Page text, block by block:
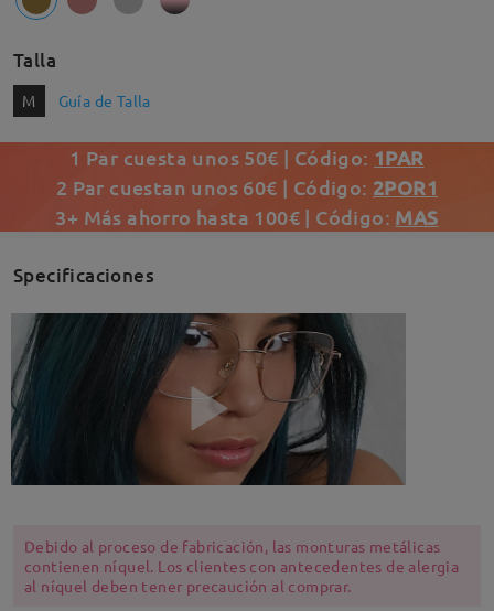
Talla
M Guía de Talla
1 Par cuesta unos 50€ | Código: 1PAR
2 Par cuestan unos 60€ | Código: 2POR1
3+ Más ahorro hasta 100€ | Código: MAS
Specificaciones
Debido al proceso de fabricación, las monturas metálicas
contienen níquel. Los clientes con antecedentes de alergia
al níquel deben tener precaución al comprar.